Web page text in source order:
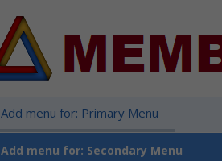
Add menu for: Primary Menu
Add menu for: Secondary Menu